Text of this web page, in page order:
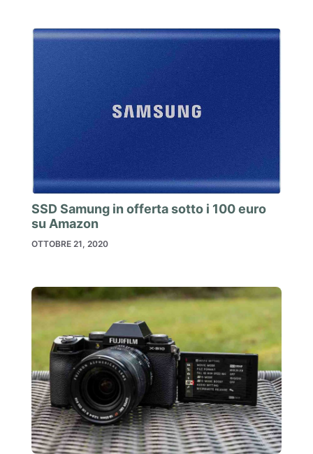
SSD Samung in offerta sotto i 100 euro
su Amazon
OTTOBRE 21, 2020